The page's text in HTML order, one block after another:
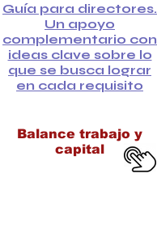
Guía para directores.
Un apoyo
complementario con
ideas clave sobre lo
que se busca lograr
en cada requisito
Balance trabajo y
capital